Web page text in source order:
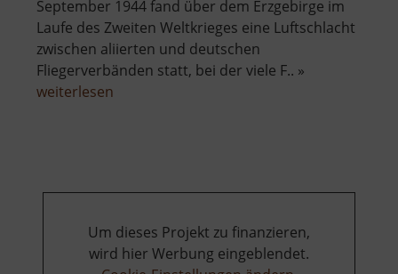
September 1944 fand über dem Erzgebirge im
Laufe des Zweiten Weltkrieges eine Luftschlacht
zwischen aliierten und deutschen
Fliegerverbänden statt, bei der viele F.. »
weiterlesen
dem
Um dieses Projekt zu finanzieren,
wird hier Werbung eingeblendet.